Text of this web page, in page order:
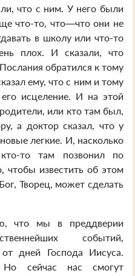
что с ним. У него были
что-то, что—что они не
в школу или что-то
плох. И сказали, что
обратился к тому
ему, что с ним и тому
исцеление. И на этой
или кто там был,
а доктор сказал, что у
легкие. И, насколько
то там позвонил по
чтобы известить об этом
Творец, может сделать
что мы в преддверии
событий,
дней Господа Иисуса.
Но сейчас нас смогут